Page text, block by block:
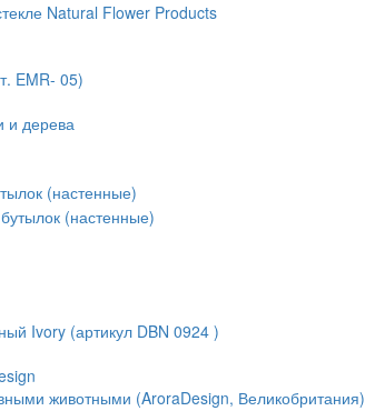
EMR- 05)
и дерева
(настенные)
Ivory (артикул DBN 0924 )
животными (AroraDesign, Великобритания)